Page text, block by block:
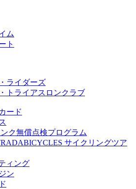
ム
ト
ライダーズ
トライアスロンクラブ
ード
ク無償点検プログラム
サイクリングツア
ィング
ン